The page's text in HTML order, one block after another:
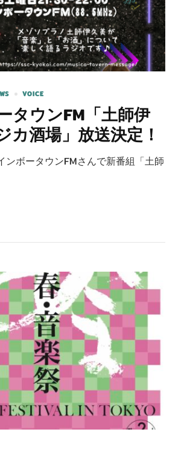
VOICE
タウンFM「土師伊
カ酒場」放送決定！
ンボータウンFMさんで新番組「土師